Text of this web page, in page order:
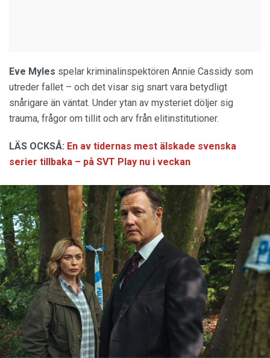
Eve Myles spelar kriminalinspektören Annie Cassidy som
utreder fallet – och det visar sig snart vara betydligt
snårigare än väntat. Under ytan av mysteriet döljer sig
trauma, frågor om tillit och arv från elitinstitutioner.
LÄS OCKSÅ: En av tidernas mest älskade svenska
serier tillbaka – på SVT Play nu i veckan